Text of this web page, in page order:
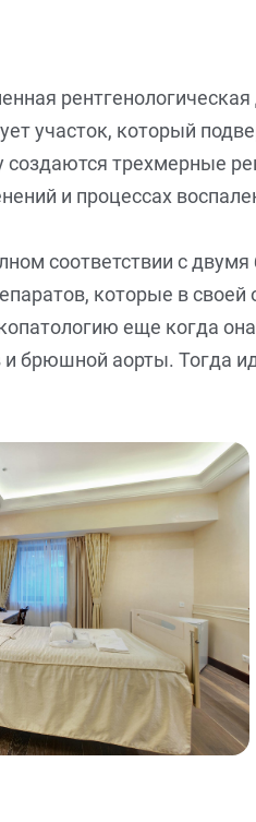
рентгенологическая
участок, который
трехмерные
и процессах
соответствии с
которые в
еще когда
брюшной аорты. Тогда